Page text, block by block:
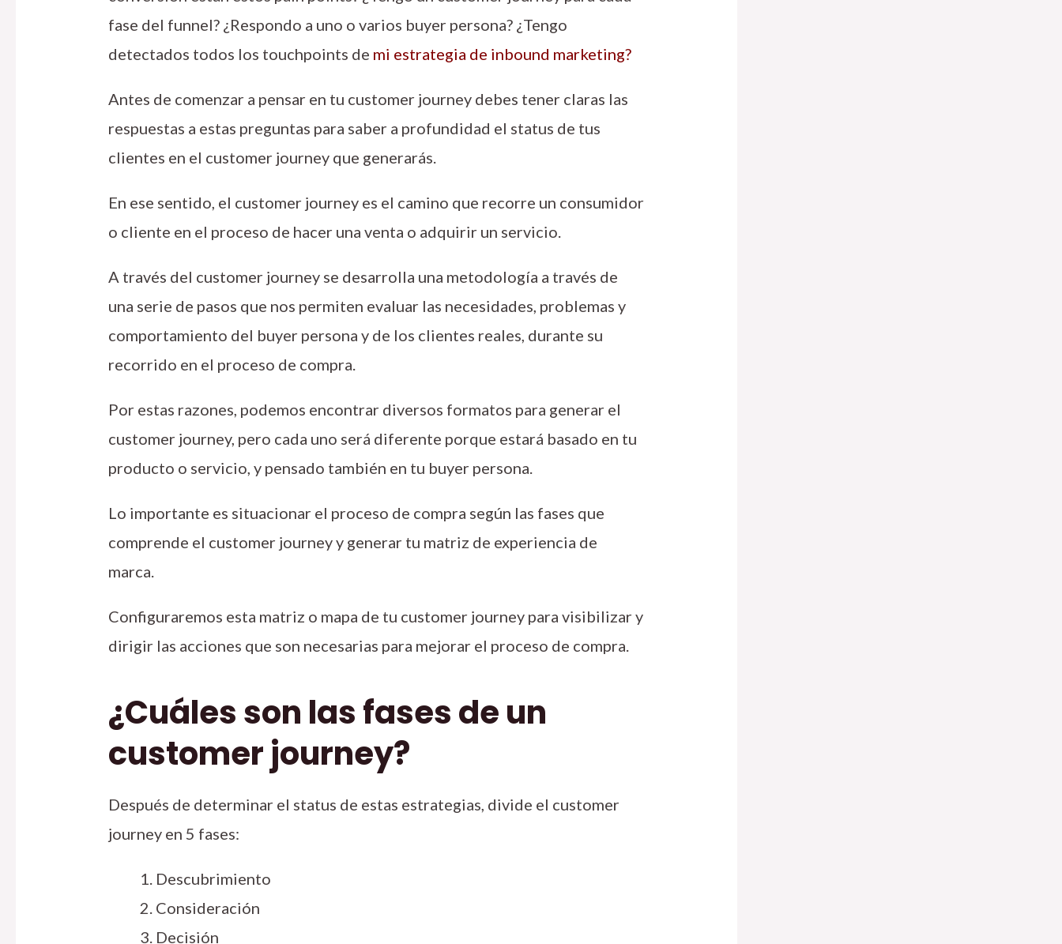
fase del funnel? ¿Respondo a uno o varios buyer persona? ¿Tengo
detectados todos los touchpoints de mi estrategia de inbound marketing?
Antes de comenzar a pensar en tu customer journey debes tener claras las
respuestas a estas preguntas para saber a profundidad el status de tus
clientes en el customer journey que generarás.
En ese sentido, el customer journey es el camino que recorre un consumidor
o cliente en el proceso de hacer una venta o adquirir un servicio.
A través del customer journey se desarrolla una metodología a través de
una serie de pasos que nos permiten evaluar las necesidades, problemas y
comportamiento del buyer persona y de los clientes reales, durante su
recorrido en el proceso de compra.
Por estas razones, podemos encontrar diversos formatos para generar el
customer journey, pero cada uno será diferente porque estará basado en tu
producto o servicio, y pensado también en tu buyer persona.
Lo importante es situacionar el proceso de compra según las fases que
comprende el customer journey y generar tu matriz de experiencia de
marca.
Configuraremos esta matriz o mapa de tu customer journey para visibilizar y
dirigir las acciones que son necesarias para mejorar el proceso de compra.
¿Cuáles son las fases de un
customer journey?
Después de determinar el status de estas estrategias, divide el customer
journey en 5 fases:
Descubrimiento
Consideración
Decisión